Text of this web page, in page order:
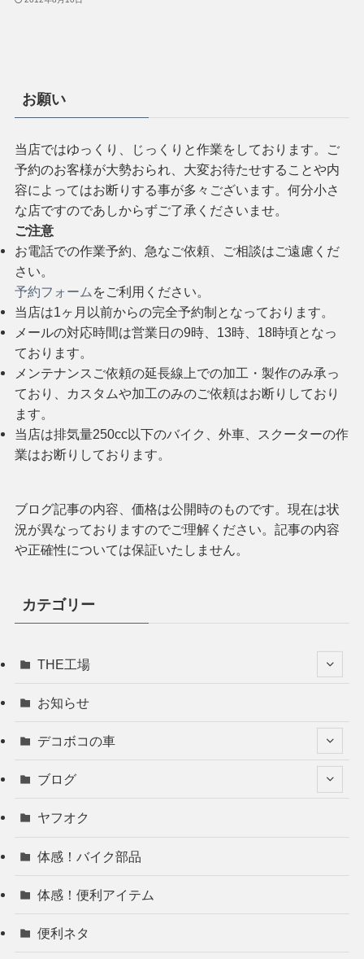
お願い
当店ではゆっくり、じっくりと作業をしております。ご
予約のお客様が大勢おられ、大変お待たせすることや内
容によってはお断りする事が多々ございます。何分小さ
な店ですのであしからずご了承くださいませ。
ご注意
お電話での作業予約、急なご依頼、ご相談はご遠慮くだ
さい。
予約フォーム をご利用ください。
当店は1ヶ月以前からの完全予約制となっております。
メールの対応時間は営業日の9時、13時、18時頃となっ
ております。
メンテナンスご依頼の延長線上での加工・製作のみ承っ
ており、カスタムや加工のみのご依頼はお断りしており
ます。
当店は排気量250cc以下のバイク、外車、スクーターの作
業はお断りしております。
ブログ記事の内容、価格は公開時のものです。現在は状
況が異なっておりますのでご理解ください。記事の内容
や正確性については保証いたしません。
カテゴリー
THE工場
お知らせ
デコボコの車
ブログ
ヤフオク
体感！バイク部品
体感！便利アイテム
便利ネタ